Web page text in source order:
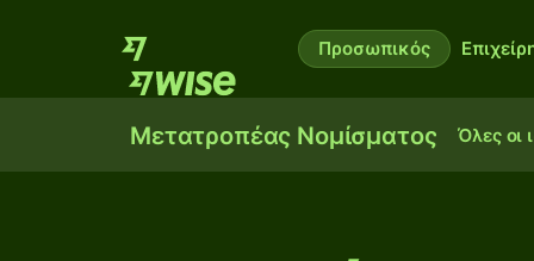
Προσωπικός
Μετατροπέας Νομίσματος Όλες οι